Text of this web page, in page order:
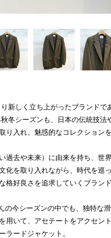
新しく立ち上がったブランドで
冬シーズンも、日本の伝統技法
り入れ、魅惑的なコレクション
過去や未来）に由来を持ち、世
化を取り入れながら、時代を巡
格好良さを追求していくブランド
の今シーズンの中でも、独特な
用いて、アセテートをアクセン
ラードジャケット。